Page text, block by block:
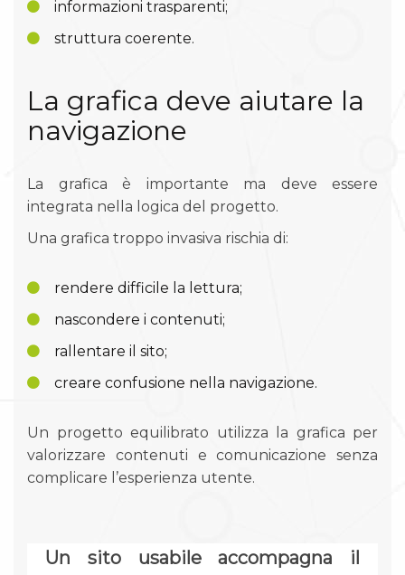
informazioni trasparenti;
struttura coerente.
La grafica deve aiutare la
navigazione
La grafica è importante ma deve essere
integrata nella logica del progetto.
Una grafica troppo invasiva rischia di:
rendere difficile la lettura;
nascondere i contenuti;
rallentare il sito;
creare confusione nella navigazione.
Un progetto equilibrato utilizza la grafica per
valorizzare contenuti e comunicazione senza
complicare l’esperienza utente.
Un sito usabile accompagna il